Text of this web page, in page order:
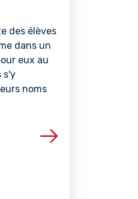
des élèves
dans un
eux au
s'y
noms
détails de la ressource